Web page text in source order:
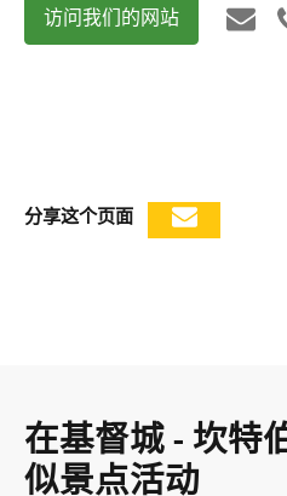
访问我们的网站
分享这个页面
在基督城 - 坎特
似景点活动